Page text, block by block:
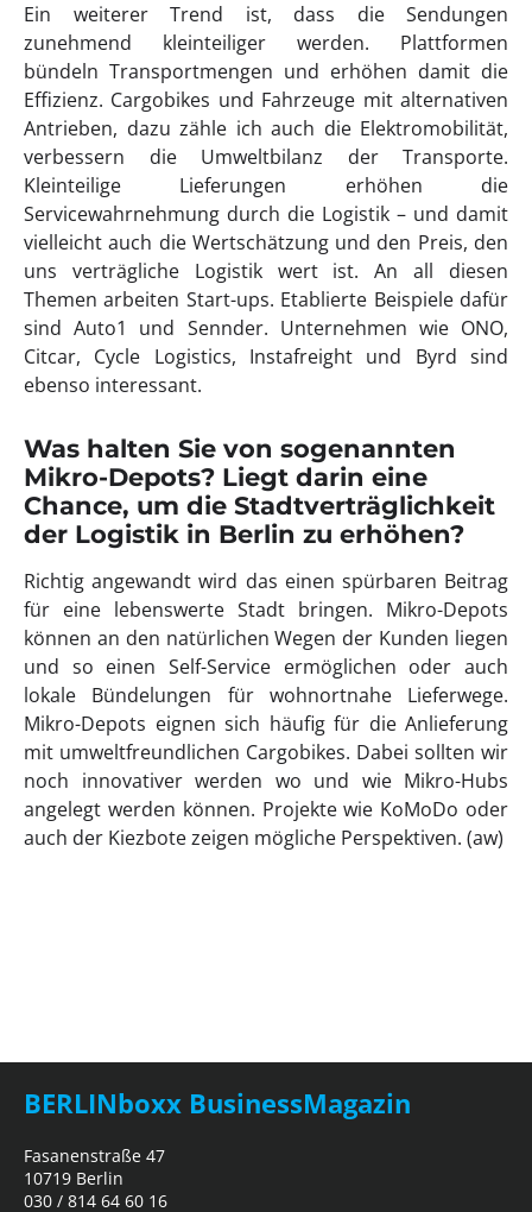
Ein weiterer Trend ist, dass die Sendungen
zunehmend kleinteiliger werden. Plattformen
bündeln Transportmengen und erhöhen damit die
Effizienz. Cargobikes und Fahrzeuge mit alternativen
Antrieben, dazu zähle ich auch die Elektromobilität,
verbessern die Umweltbilanz der Transporte.
Kleinteilige Lieferungen erhöhen die
Servicewahrnehmung durch die Logistik – und damit
vielleicht auch die Wertschätzung und den Preis, den
uns verträgliche Logistik wert ist. An all diesen
Themen arbeiten Start-ups. Etablierte Beispiele dafür
sind Auto1 und Sennder. Unternehmen wie ONO,
Citcar, Cycle Logistics, Instafreight und Byrd sind
ebenso interessant.
Was halten Sie von sogenannten
Mikro-Depots? Liegt darin eine
Chance, um die Stadtverträglichkeit
der Logistik in Berlin zu erhöhen?
Richtig angewandt wird das einen spürbaren Beitrag
für eine lebenswerte Stadt bringen. Mikro-Depots
können an den natürlichen Wegen der Kunden liegen
und so einen Self-Service ermöglichen oder auch
lokale Bündelungen für wohnortnahe Lieferwege.
Mikro-Depots eignen sich häufig für die Anlieferung
mit umweltfreundlichen Cargobikes. Dabei sollten wir
noch innovativer werden wo und wie Mikro-Hubs
angelegt werden können. Projekte wie KoMoDo oder
auch der Kiezbote zeigen mögliche Perspektiven. (aw)
BERLINboxx BusinessMagazin
Fasanenstraße 47
10719 Berlin
030 / 814 64 60 16